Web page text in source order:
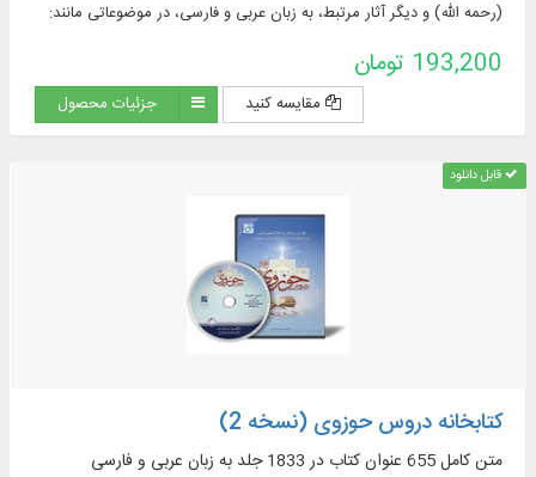
(رحمه الله) و دیگر آثار مرتبط، به زبان عربی و فارسی، در موضوعاتی مانند:
فروش، نماز و شکیات و ...
193,200 تومان
مقایسه کنید جزئیات محصول
قابل دانلود
کتابخانه دروس حوزوی (نسخه 2)
متن کامل 655 عنوان کتاب در 1833 جلد به زبان عربی و فارسی